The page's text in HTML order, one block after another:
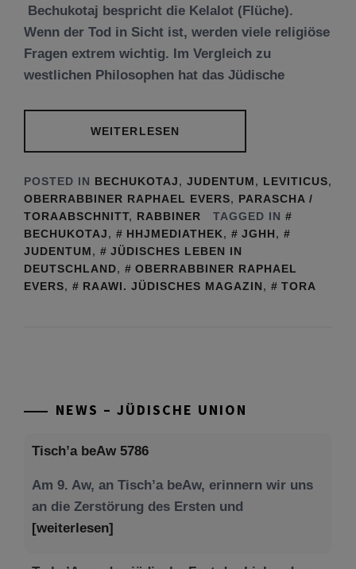
Bechukotaj bespricht die Kelalot (Flüche).
Wenn der Tod in Sicht ist, werden viele religiöse
Fragen extrem wichtig. Im Vergleich zu
westlichen Philosophen hat das Jüdische
WEITERLESEN
POSTED IN BECHUKOTAJ, JUDENTUM, LEVITICUS,
OBERRABBINER RAPHAEL EVERS, PARASCHA /
TORAABSCHNITT, RABBINER
TAGGED IN
BECHUKOTAJ, HHJMEDIATHEK, JGHH,
JUDENTUM,
JÜDISCHES LEBEN IN
DEUTSCHLAND,
OBERRABBINER RAPHAEL
EVERS, RAAWI. JÜDISCHES MAGAZIN, TORA
NEWS – JÜDISCHE UNION
Tisch’a beAw 5786
Am 9. Aw, an Tisch’a beAw, erinnern wir uns
an die Zerstörung des Ersten und
[weiterlesen]